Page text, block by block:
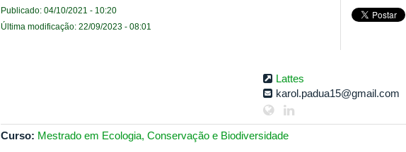
Publicado: 04/10/2021 - 10:20
Última modificação: 22/09/2023 - 08:01
Lattes
karol.padua15@gmail.com
Curso: Mestrado em Ecologia, Conservação e Biodiversidade